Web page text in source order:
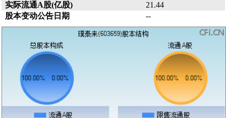
实际流通A股(亿股)
21.44
股本变动公告日期
--